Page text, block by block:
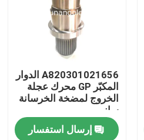
A820301021656 الدوار
المكبّر GP محرك عجلة
الخروج لمضخة الخرسانة
ساني
إرسال استفسار